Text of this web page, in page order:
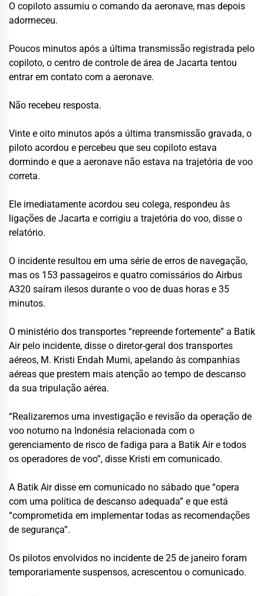
O copiloto assumiu o comando da aeronave, mas depois
adormeceu.
Poucos minutos após a última transmissão registrada pelo
copiloto, o centro de controle de área de Jacarta tentou
entrar em contato com a aeronave.
Não recebeu resposta.
Vinte e oito minutos após a última transmissão gravada, o
piloto acordou e percebeu que seu copiloto estava
dormindo e que a aeronave não estava na trajetória de voo
correta.
Ele imediatamente acordou seu colega, respondeu às
ligações de Jacarta e corrigiu a trajetória do voo, disse o
relatório.
O incidente resultou em uma série de erros de navegação,
mas os 153 passageiros e quatro comissários do Airbus
A320 saíram ilesos durante o voo de duas horas e 35
minutos.
O ministério dos transportes “repreende fortemente” a Batik
Air pelo incidente, disse o diretor-geral dos transportes
aéreos, M. Kristi Endah Murni, apelando às companhias
aéreas que prestem mais atenção ao tempo de descanso
da sua tripulação aérea.
“Realizaremos uma investigação e revisão da operação de
voo noturno na Indonésia relacionada com o
gerenciamento de risco de fadiga para a Batik Air e todos
os operadores de voo”, disse Kristi em comunicado.
A Batik Air disse em comunicado no sábado que “opera
com uma política de descanso adequada” e que está
“comprometida em implementar todas as recomendações
de segurança”.
Os pilotos envolvidos no incidente de 25 de janeiro foram
temporariamente suspensos, acrescentou o comunicado.